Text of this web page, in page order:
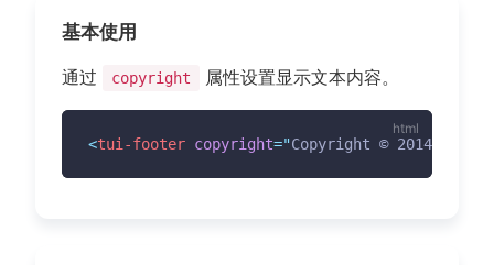
基本使用
通过 copyright 属性设置显示文本内容。
<tui-footer copyright="Copyright © 2014-2019